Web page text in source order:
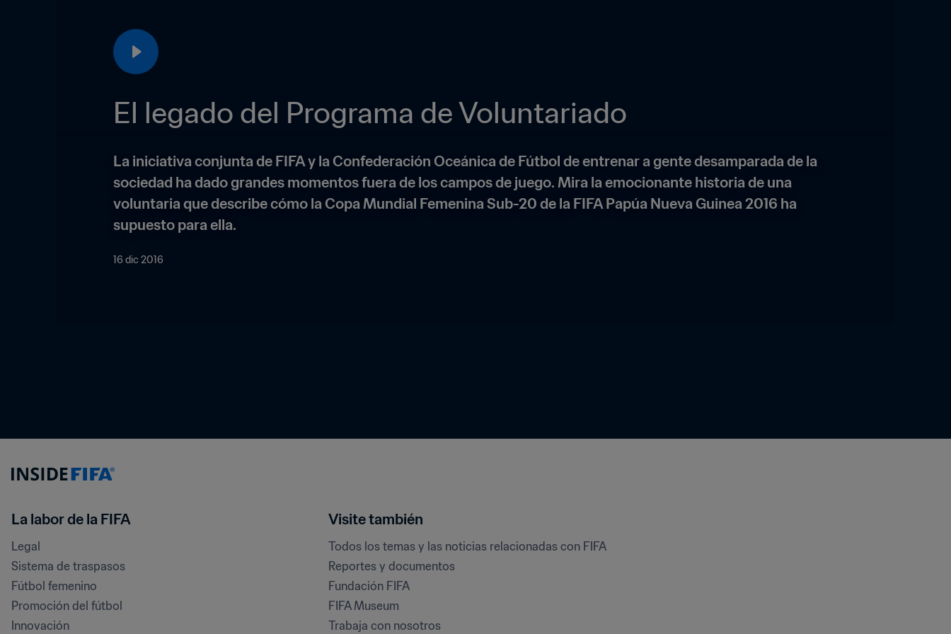
El legado del Programa de Voluntariado
La iniciativa conjunta de FIFA y la Confederación Oceánica de Fútbol de entrenar a gente desamparada de la
sociedad ha dado grandes momentos fuera de los campos de juego. Mira la emocionante historia de una
voluntaria que describe cómo la Copa Mundial Femenina Sub-20 de la FIFA Papúa Nueva Guinea 2016 ha
supuesto para ella.
16 dic 2016
La labor de la FIFA
Legal
Sistema de traspasos
Fútbol femenino
Promoción del fútbol
Innovación
Visite también
Todos los temas y las noticias relacionadas con FIFA
Reportes y documentos
Fundación FIFA
FIFA Museum
Trabaja con nosotros